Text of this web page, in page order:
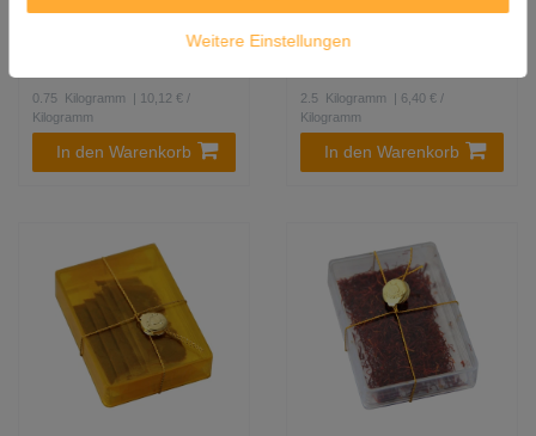
0.75 Kilogramm
| 10,12 € /
Kilogramm
In den Warenkorb
15,99 €
2.5 Kilogramm
| 6,40 € /
Kilogramm
In den Warenkorb
Weitere Einstellungen